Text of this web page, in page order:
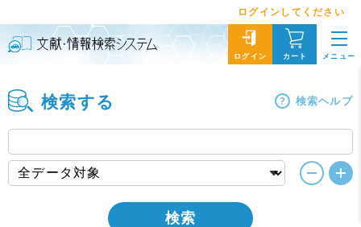
ログインしてください
ログイン カート メニュー
検索する 検索ヘルプ
検索